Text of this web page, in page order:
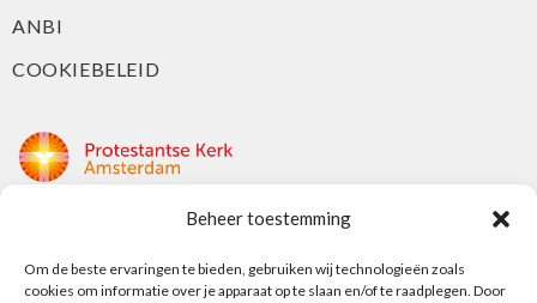
Beheer toestemming
Om de beste ervaringen te bieden, gebruiken wij technologieën zoals
cookies om informatie over je apparaat op te slaan en/of te raadplegen. Door
ANBI
COOKIEBELEID
Nieuwe Herengracht 18